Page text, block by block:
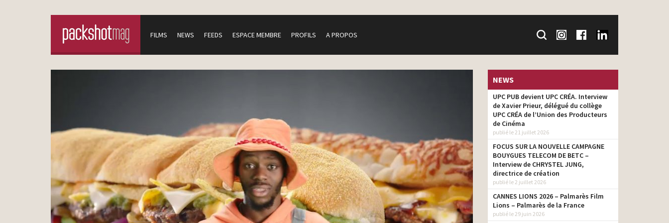
FILMS NEWS FEEDS ESPACE MEMBRE PROFILS A PROPOS
NEWS
UPC PUB devient UPC CRÉA. Interview
de Xavier Prieur, délégué du collège
UPC CRÉA de l’Union des Producteurs
de Cinéma
publié le 21 juillet 2026
FOCUS SUR LA NOUVELLE CAMPAGNE
BOUYGUES TELECOM DE BETC –
Interview de CHRYSTEL JUNG,
directrice de création
publié le 2 juillet 2026
CANNES LIONS 2026 – Palmarès Film
Lions – Palmarès de la France
publié le 29 juin 2026